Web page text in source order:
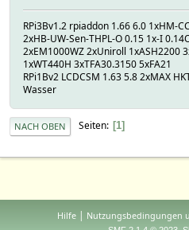
RPi3Bv1.2 rpiaddon 1.66 6.0 1xHM-
2xHB-UW-Sen-THPL-O 0.15 1x-I
2xEM1000WZ 2xUniroll 1xASH2200
1xWT440H 3xTFA30.3150 5xFA21
RPi1Bv2 LCDCSM 1.63 5.8 2xMAX
Wasser
NACH OBEN Seiten 1
Hilfe | Nutzungsbedingungen